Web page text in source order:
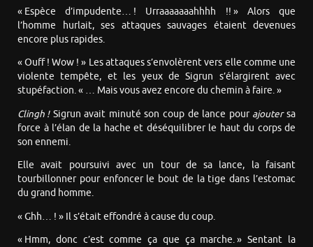
« Espèce d’impudente… ! Urraaaaaaahhhh !! » Alors que
l’homme hurlait, ses attaques sauvages étaient devenues
encore plus rapides.
« Ouff ! Wow ! » Les attaques s’envolèrent vers elle comme une
violente tempête, et les yeux de Sigrun s’élargirent avec
stupéfaction. « … Mais vous avez encore du chemin à faire. »
Clingh ! Sigrun avait minuté son coup de lance pour ajoutersa
force à l’élan de la hache et déséquilibrer le haut du corps de
son ennemi.
Elle avait poursuivi avec un tour de sa lance, la faisant
tourbillonner pour enfoncer le bout de la tige dans l’estomac
du grand homme.
« Ghh… ! » Il s’était effondré à cause du coup.
« Hmm, donc c’est comme ça que ça marche. » Sentant la